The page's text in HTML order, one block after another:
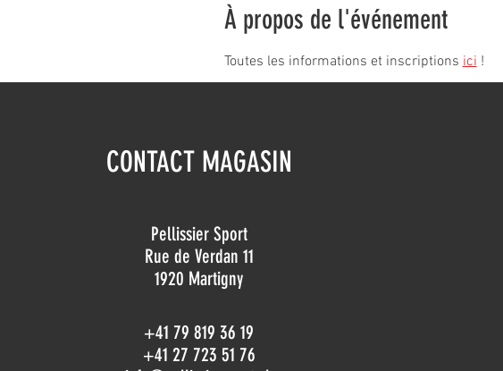
À propos de l'événement
Toutes les informations et inscriptions ici !
CONTACT MAGASIN
Pellissier Sport
Rue de Verdan 11
1920 Martigny
+41 79 819 36 19
+41 27 723 51 76